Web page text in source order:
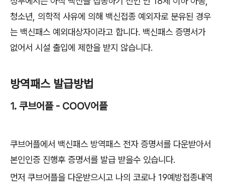
청소년, 의학적 사유에 의해 백신접종 예외자로 분유된 경우
는 백신패스 예외대상자이라고 합니다. 백신패스 증명서가
없어서 시설 출입에 제한을 받지 않습니다.
방역패스 발급방법
1. 쿠브어플 - COOV어플
쿠브어플에서 백신패스 방역패스 전자 증명서를 다운받아서
본인인증 진행후 증명서를 발급 받을수 있습니다.
먼저 쿠브어플을 다운받으시고 나의 코로나 19예방접종내역